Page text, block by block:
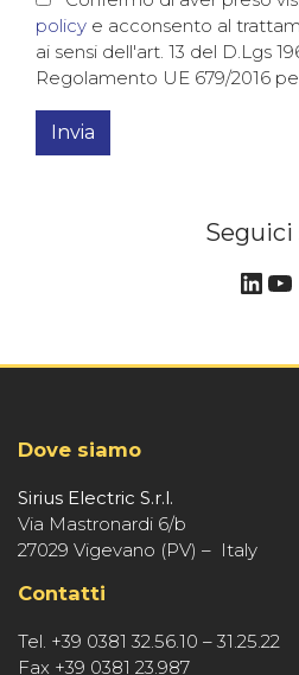
policy e acconsento al
ai sensi dell'art. 13 del D.Lgs
Regolamento UE 679/2016
Seguici
Dove siamo
Sirius Electric S.r.l.
Via Mastronardi 6/b
27029 Vigevano (PV) – Italy
Contatti
Tel. +39 0381 32.56.10 – 31.25.22
Fax +39 0381 23.987